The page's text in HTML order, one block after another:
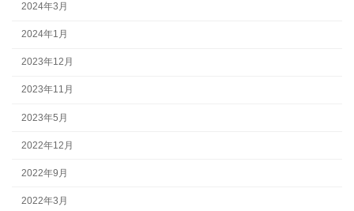
2024年3月
2024年1月
2023年12月
2023年11月
2023年5月
2022年12月
2022年9月
2022年3月